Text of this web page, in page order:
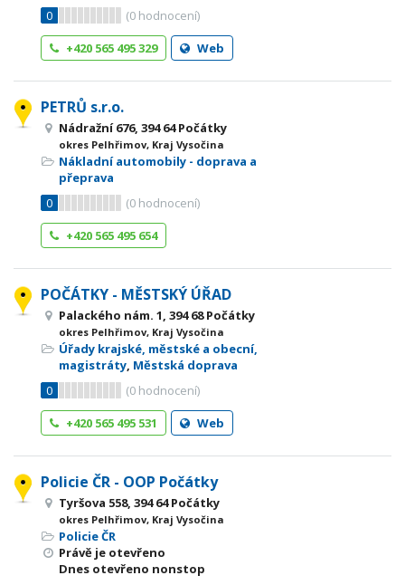
0 (0 hodnocení)
+420 565 495 329
Web
PETRŮ s.r.o.
Nádražní 676, 394 64 Počátky
okres Pelhřimov, Kraj Vysočina
Nákladní automobily - doprava a
přeprava
0
(0 hodnocení)
+420 565 495 654
POČÁTKY - MĚSTSKÝ ÚŘAD
Palackého nám. 1, 394 68 Počátky
okres Pelhřimov, Kraj Vysočina
Úřady krajské, městské a obecní,
magistráty, Městská doprava
0
(0 hodnocení)
+420 565 495 531
Web
Policie ČR - OOP Počátky
Tyršova 558, 394 64 Počátky
okres Pelhřimov, Kraj Vysočina
Policie ČR
Právě je otevřeno
Dnes otevřeno nonstop